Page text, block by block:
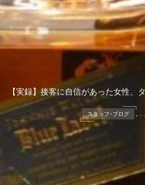
【実録】接客に自信があった女性、
スタッフ･ブログ , …